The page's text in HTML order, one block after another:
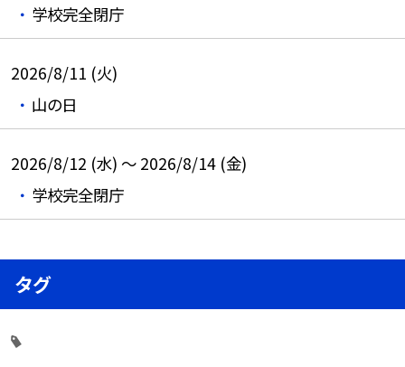
学校完全閉庁
2026/8/11 (火)
山の日
2026/8/12 (水) ～ 2026/8/14 (金)
学校完全閉庁
タグ